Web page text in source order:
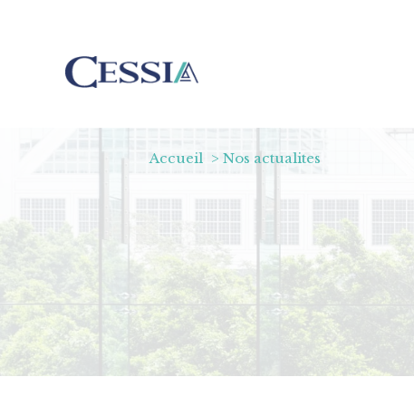
Accueil Nos actualites